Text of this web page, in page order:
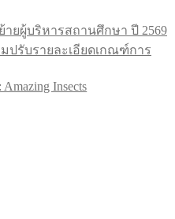
ายผู้บริหารสถานศึกษา ปี 2569
ปรับรายละเอียดเกณฑ์การ
Insects